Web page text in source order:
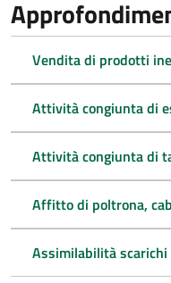
Vendita di prodotti
Attività congiunta di
Attività congiunta di
Affitto di poltrona,
Assimilabilità